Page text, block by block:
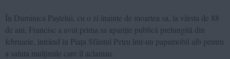
În Duminica Paștelui, cu o zi înainte de moartea sa, la vârsta de 88
de ani, Francisc a avut prima sa apariție publică prelungită din
februarie, intrând în Piața Sfântul Petru într-un papamobil alb pentru
a saluta mulțimile care îl aclamau.